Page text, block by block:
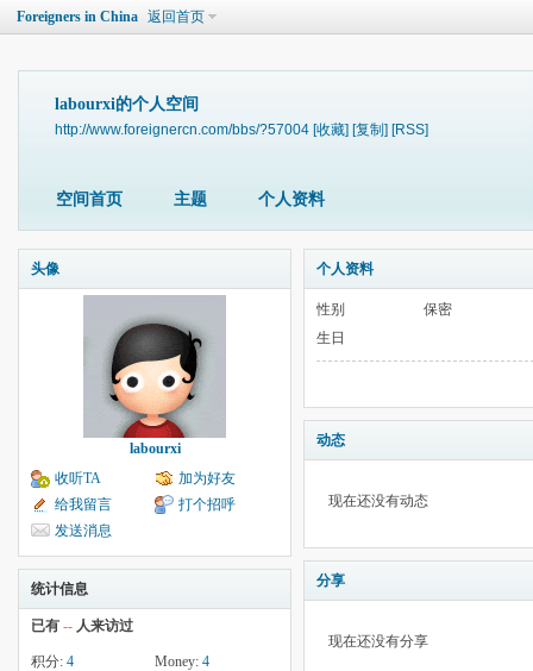
Foreigners in China 返回首页
labourxi的个人空间
http://www.foreignercn.com/bbs/?57004 [收藏] [复制] [RSS]
空间首页 主题 个人资料
头像
labourxi
收听TA
加为好友
给我留言
打个招呼
发送消息
统计信息
已有 -- 人来访过
积分: 4 Money: 4
个人资料
性别
保密
生日
动态
现在还没有动态
分享
现在还没有分享